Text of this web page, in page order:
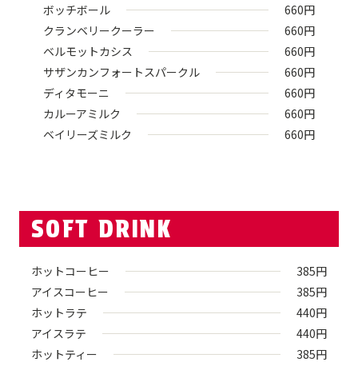
ボッチボール
660円
クランベリークーラー
660円
ベルモットカシス
660円
サザンカンフォートスパークル
660円
ディタモーニ
660円
カルーアミルク
660円
ベイリーズミルク
660円
SOFT DRINK
ホットコーヒー 385円
アイスコーヒー
385円
ホットラテ
440円
アイスラテ
440円
ホットティー
385円